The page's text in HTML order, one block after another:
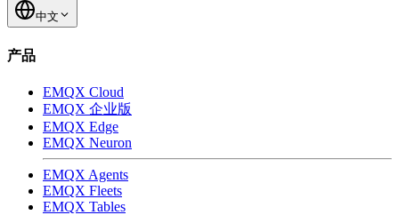
中文
产品
EMQX Cloud
EMQX 企业版
EMQX Edge
EMQX Neuron
EMQX Agents
EMQX Fleets
EMQX Tables